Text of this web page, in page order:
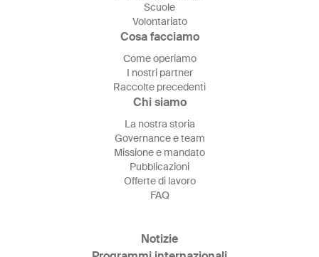
Scuole
Volontariato
Cosa facciamo
Come operiamo
I nostri partner
Raccolte precedenti
Chi siamo
La nostra storia
Governance e team
Missione e mandato
Pubblicazioni
Offerte di lavoro
FAQ
Notizie